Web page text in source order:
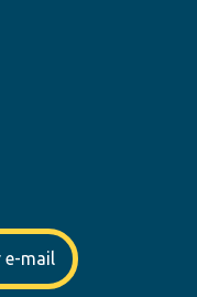
mail